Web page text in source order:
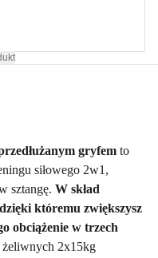
gryfem to
siłowego 2w1,
sztangę. W skład
któremu zwiększysz
obciążenie w trzech
żeliwnych 2x15kg